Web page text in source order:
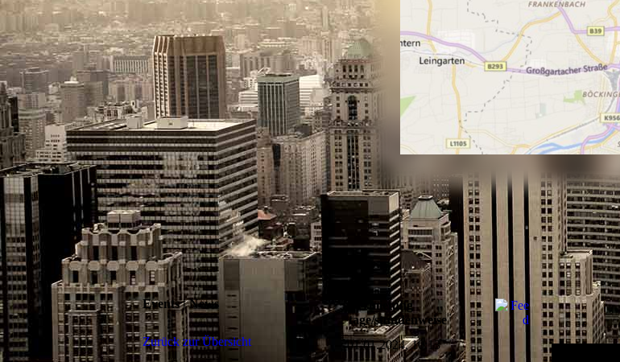
Events | News
Zurück zur Übersicht
Vermietung
tage/stundenweise
01.01.2024, 10:13